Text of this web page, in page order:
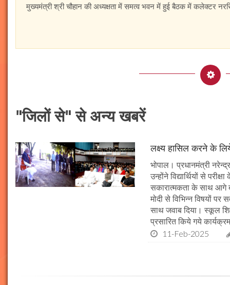
मुख्यमंत्री श्री चौहान की अध्यक्षता में समत्व भवन में हुई बैठक में कलेक्टर
"जिलों से" से अन्य खबरें
लक्ष्य हासिल करने के
भोपाल। प्रधानमंत्री नरेन्द्र
उन्होंने विद्यार्थियों से
सकारात्मकता के साथ आगे
मोदी से विभिन्न विषयों
साथ जवाब दिया। स्कूल
प्रसारित किये गये
11-Feb-2025